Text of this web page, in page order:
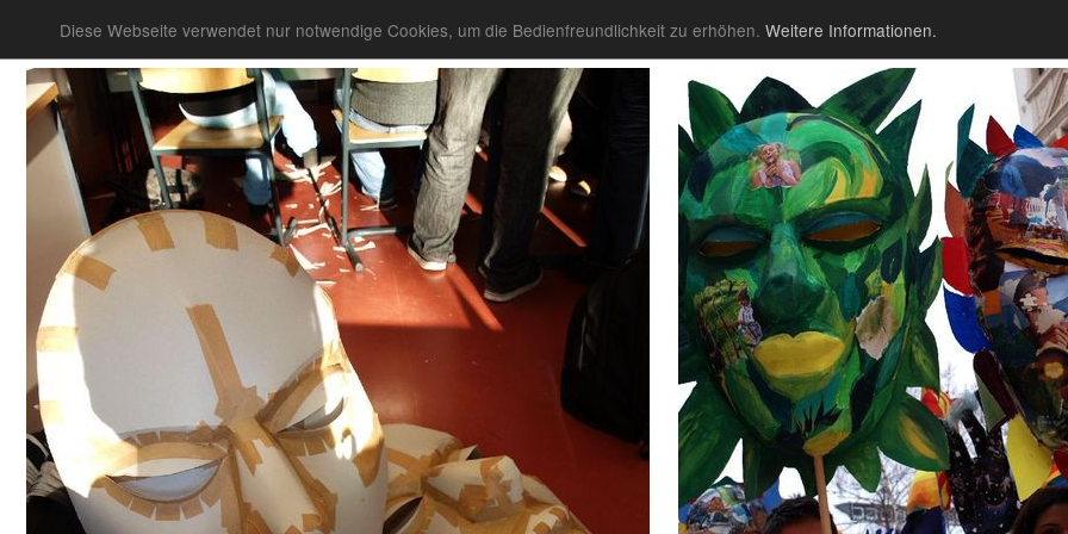
Diese Webseite verwendet nur notwendige Cookies, um die Bedienfreundlichkeit zu erhöhen. Weitere Informationen.